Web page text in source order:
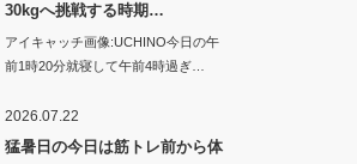
30kgへ挑戦する時期…
アイキャッチ画像:UCHINO今日の午
前1時20分就寝して午前4時過ぎ…
2026.07.22
猛暑日の今日は筋トレ前から体